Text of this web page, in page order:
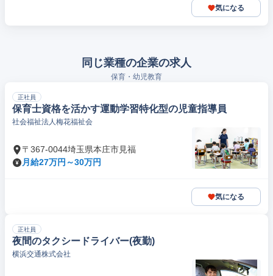
気になる
同じ業種の企業の求人
保育・幼児教育
正社員
保育士資格を活かす運動学習特化型の児童指導員
社会福祉法人梅花福祉会
〒367-0044埼玉県本庄市見福
月給27万円～30万円
気になる
正社員
夜間のタクシードライバー(夜勤)
横浜交通株式会社